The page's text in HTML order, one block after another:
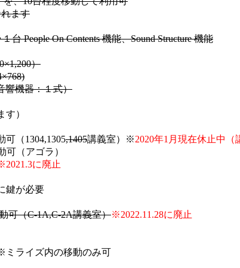
ます
台 People On Contents 機能、Sound Structure 機能
）
響機器：１式）
）
（1304,1305,1405講義室）※2020年1月現在休止中（
（アゴラ）
に廃止
鍵が必要
可（C-1A,C-2A講義室）※2022.11.28に廃止
ミライズ内の移動のみ可